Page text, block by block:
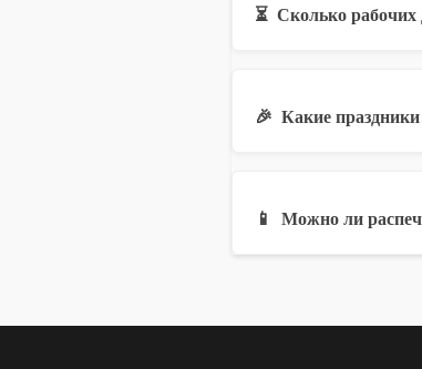
⏳ Сколько
🎉 Какие
📱 Можно ли